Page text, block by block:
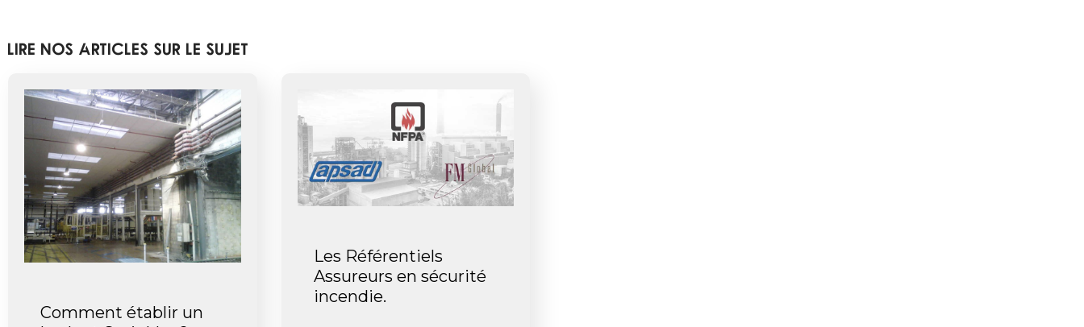
Lire nos articles sur le sujet
Comment établir un
Les Référentiels
Assureurs en sécurité
incendie.